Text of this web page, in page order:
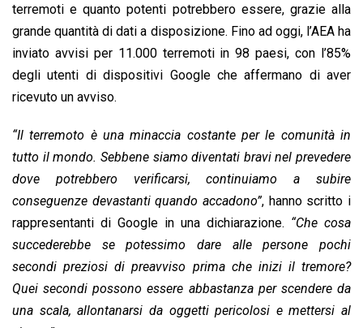
terremoti e quanto potenti potrebbero essere, grazie alla
grande quantità di dati a disposizione. Fino ad oggi, l’AEA ha
inviato avvisi per 11.000 terremoti in 98 paesi, con l’85%
degli utenti di dispositivi Google che affermano di aver
ricevuto un avviso.
“Il terremoto è una minaccia costante per le comunità in
tutto il mondo. Sebbene siamo diventati bravi nel prevedere
dove potrebbero verificarsi, continuiamo a subire
conseguenze devastanti quando accadono”, hanno scritto i
rappresentanti di Google in una dichiarazione. “Che cosa
succederebbe se potessimo dare alle persone pochi
secondi preziosi di preavviso prima che inizi il tremore?
Quei secondi possono essere abbastanza per scendere da
una scala, allontanarsi da oggetti pericolosi e mettersi al